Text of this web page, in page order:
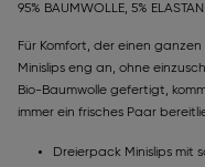
95% BAUMWOLLE, 5% ELASTAN
Für Komfort, der einen
Minislips eng an, ohne
Bio-Baumwolle gefertigt,
immer ein frisches Paar
Dreierpack Minislips mit